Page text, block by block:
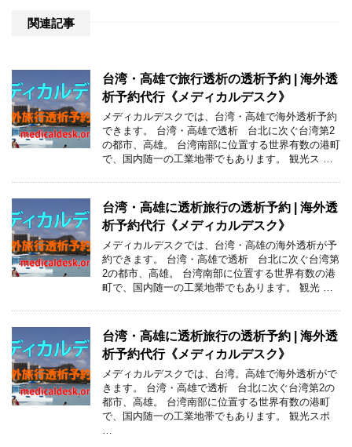
関連記事
台湾・高雄で旅行透析の透析予約 | 海外透
析予約代行《メディカルデスク》
メディカルデスクでは、台湾・高雄で海外透析予約
できます。 台湾・高雄で透析 台北に次ぐ台湾第2
の都市、高雄。 台湾南部に位置する世界有数の港町
で、国内随一の工業地帯でもあります。 観光ス …
台湾・高雄に透析旅行の透析予約 | 海外透
析予約代行《メディカルデスク》
メディカルデスクでは、台湾・高雄の海外透析が予
約できます。 台湾・高雄で透析 台北に次ぐ台湾第
2の都市、高雄。 台湾南部に位置する世界有数の港
町で、国内随一の工業地帯でもあります。 観光 …
台湾・高雄に透析旅行の透析予約 | 海外透
析予約代行《メディカルデスク》
メディカルデスクでは、台湾。高雄で海外透析がで
きます。 台湾・高雄で透析 台北に次ぐ台湾第2の
都市、高雄。 台湾南部に位置する世界有数の港町
で、国内随一の工業地帯でもあります。 観光スポ
…